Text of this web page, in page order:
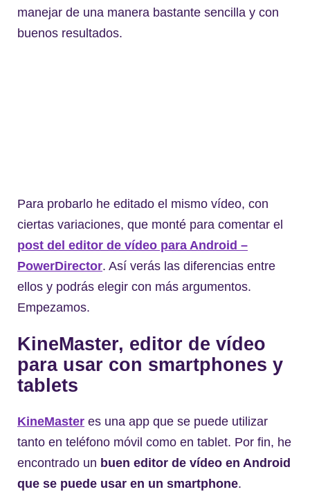
manejar de una manera bastante sencilla y con
buenos resultados.
Para probarlo he editado el mismo vídeo, con
ciertas variaciones, que monté para comentar el
post del editor de vídeo para Android –
PowerDirector. Así verás las diferencias entre
ellos y podrás elegir con más argumentos.
Empezamos.
KineMaster, editor de vídeo
para usar con smartphones y
tablets
KineMaster es una app que se puede utilizar
tanto en teléfono móvil como en tablet. Por fin, he
encontrado un buen editor de vídeo en Android
que se puede usar en un smartphone.